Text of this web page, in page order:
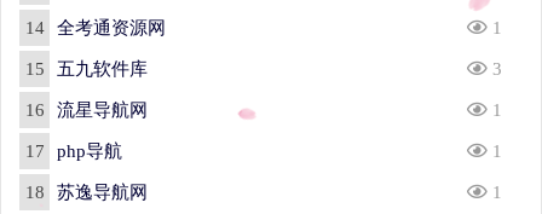
14 全考通资源网 1
15 五九软件库 3
16 流星导航网 1
17 php导航 1
18 苏逸导航网 1